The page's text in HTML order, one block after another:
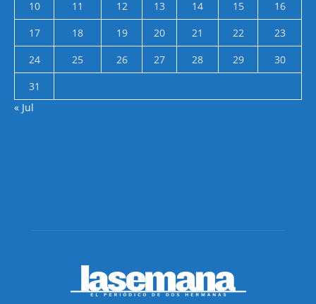
10
11 12 13 14 15
16
17
18 19 20 21 22
23
24
25 26 27 28 29
30
31
« Jul